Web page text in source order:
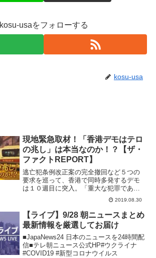
kosu-usaをフォローする
kosu-usa
現地緊急取材！「香港デモはテロ
の兆し」は本当なのか！？【ザ・
ファクトREPORT】
逃亡犯条例改正案の完全撤回など５つの
要求を巡って、香港で同時多発するデモ
は１０週目に突入。「重大な犯罪であ
り、テロリズムの兆候が出始めている」
と中国政府が非難したというマスコミ報
道もあるが、事実はどうなのか。今回、
ザ・ファクトは香港デモ現場...
2019.08.30
【ライブ】9/28 朝ニュースまとめ
最新情報を厳選してお届け
■JapaNews24 日本のニュースを24時間配
信■テレ朝ニュース公式HP#ウクライナ
#COVID19 #新型コロナウイルス